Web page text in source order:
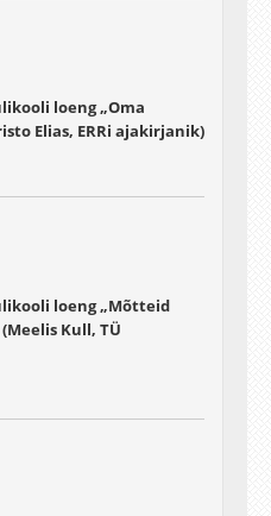
loeng „Oma
Elias, ERRi ajakirjanik)
loeng „Mõtteid
Kull, TÜ